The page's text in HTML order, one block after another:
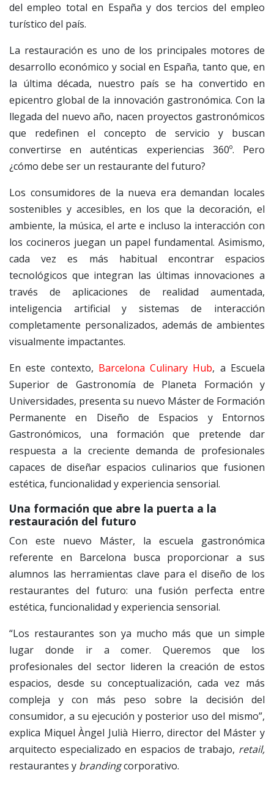
del empleo total en España y dos tercios del empleo
turístico del país.
La restauración es uno de los principales motores de
desarrollo económico y social en España, tanto que, en
la última década, nuestro país se ha convertido en
epicentro global de la innovación gastronómica. Con la
llegada del nuevo año, nacen proyectos gastronómicos
que redefinen el concepto de servicio y buscan
convertirse en auténticas experiencias 360º. Pero
¿cómo debe ser un restaurante del futuro?
Los consumidores de la nueva era demandan locales
sostenibles y accesibles, en los que la decoración, el
ambiente, la música, el arte e incluso la interacción con
los cocineros juegan un papel fundamental. Asimismo,
cada vez es más habitual encontrar espacios
tecnológicos que integran las últimas innovaciones a
través de aplicaciones de realidad aumentada,
inteligencia artificial y sistemas de interacción
completamente personalizados, además de ambientes
visualmente impactantes.
En este contexto, Barcelona Culinary Hub, a Escuela
Superior de Gastronomía de Planeta Formación y
Universidades, presenta su nuevo Máster de Formación
Permanente en Diseño de Espacios y Entornos
Gastronómicos, una formación que pretende dar
respuesta a la creciente demanda de profesionales
capaces de diseñar espacios culinarios que fusionen
estética, funcionalidad y experiencia sensorial.
Una formación que abre la puerta a la
restauración del futuro
Con este nuevo Máster, la escuela gastronómica
referente en Barcelona busca proporcionar a sus
alumnos las herramientas clave para el diseño de los
restaurantes del futuro: una fusión perfecta entre
estética, funcionalidad y experiencia sensorial.
“Los restaurantes son ya mucho más que un simple
lugar donde ir a comer. Queremos que los
profesionales del sector lideren la creación de estos
espacios, desde su conceptualización, cada vez más
compleja y con más peso sobre la decisión del
consumidor, a su ejecución y posterior uso del mismo”,
explica Miquel Àngel Julià Hierro, director del Máster y
arquitecto especializado en espacios de trabajo, retail,
restaurantes y brandingcorporativo.